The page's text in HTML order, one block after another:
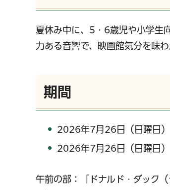
夏休み中に、5・6歳児や小学生
力ある音響で、映画館気分を味
期間
2026年7月26日（日曜日
2026年7月26日（日曜日
午前の部：「ドナルド・ダック